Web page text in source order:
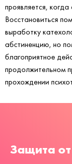
проявляется,
Восстановиться
выработку
абстиненцию, но
благоприятное
продолжительном
прохождении
Защита